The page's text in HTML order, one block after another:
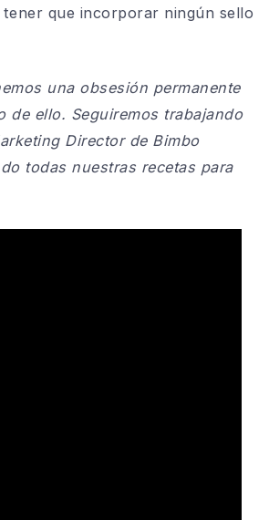
que incorporar ningún sello
una obsesión permanente
de ello. Seguiremos trabajando
Director de Bimbo
todas nuestras recetas para